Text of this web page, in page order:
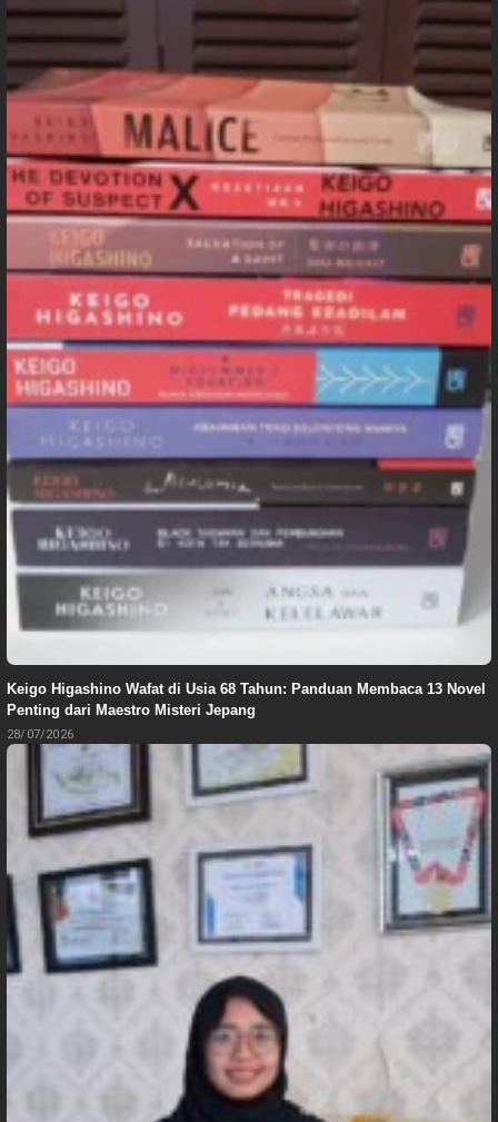
Keigo Higashino Wafat di Usia 68 Tahun: Panduan Membaca 13 Novel
Penting dari Maestro Misteri Jepang
28/07/2026